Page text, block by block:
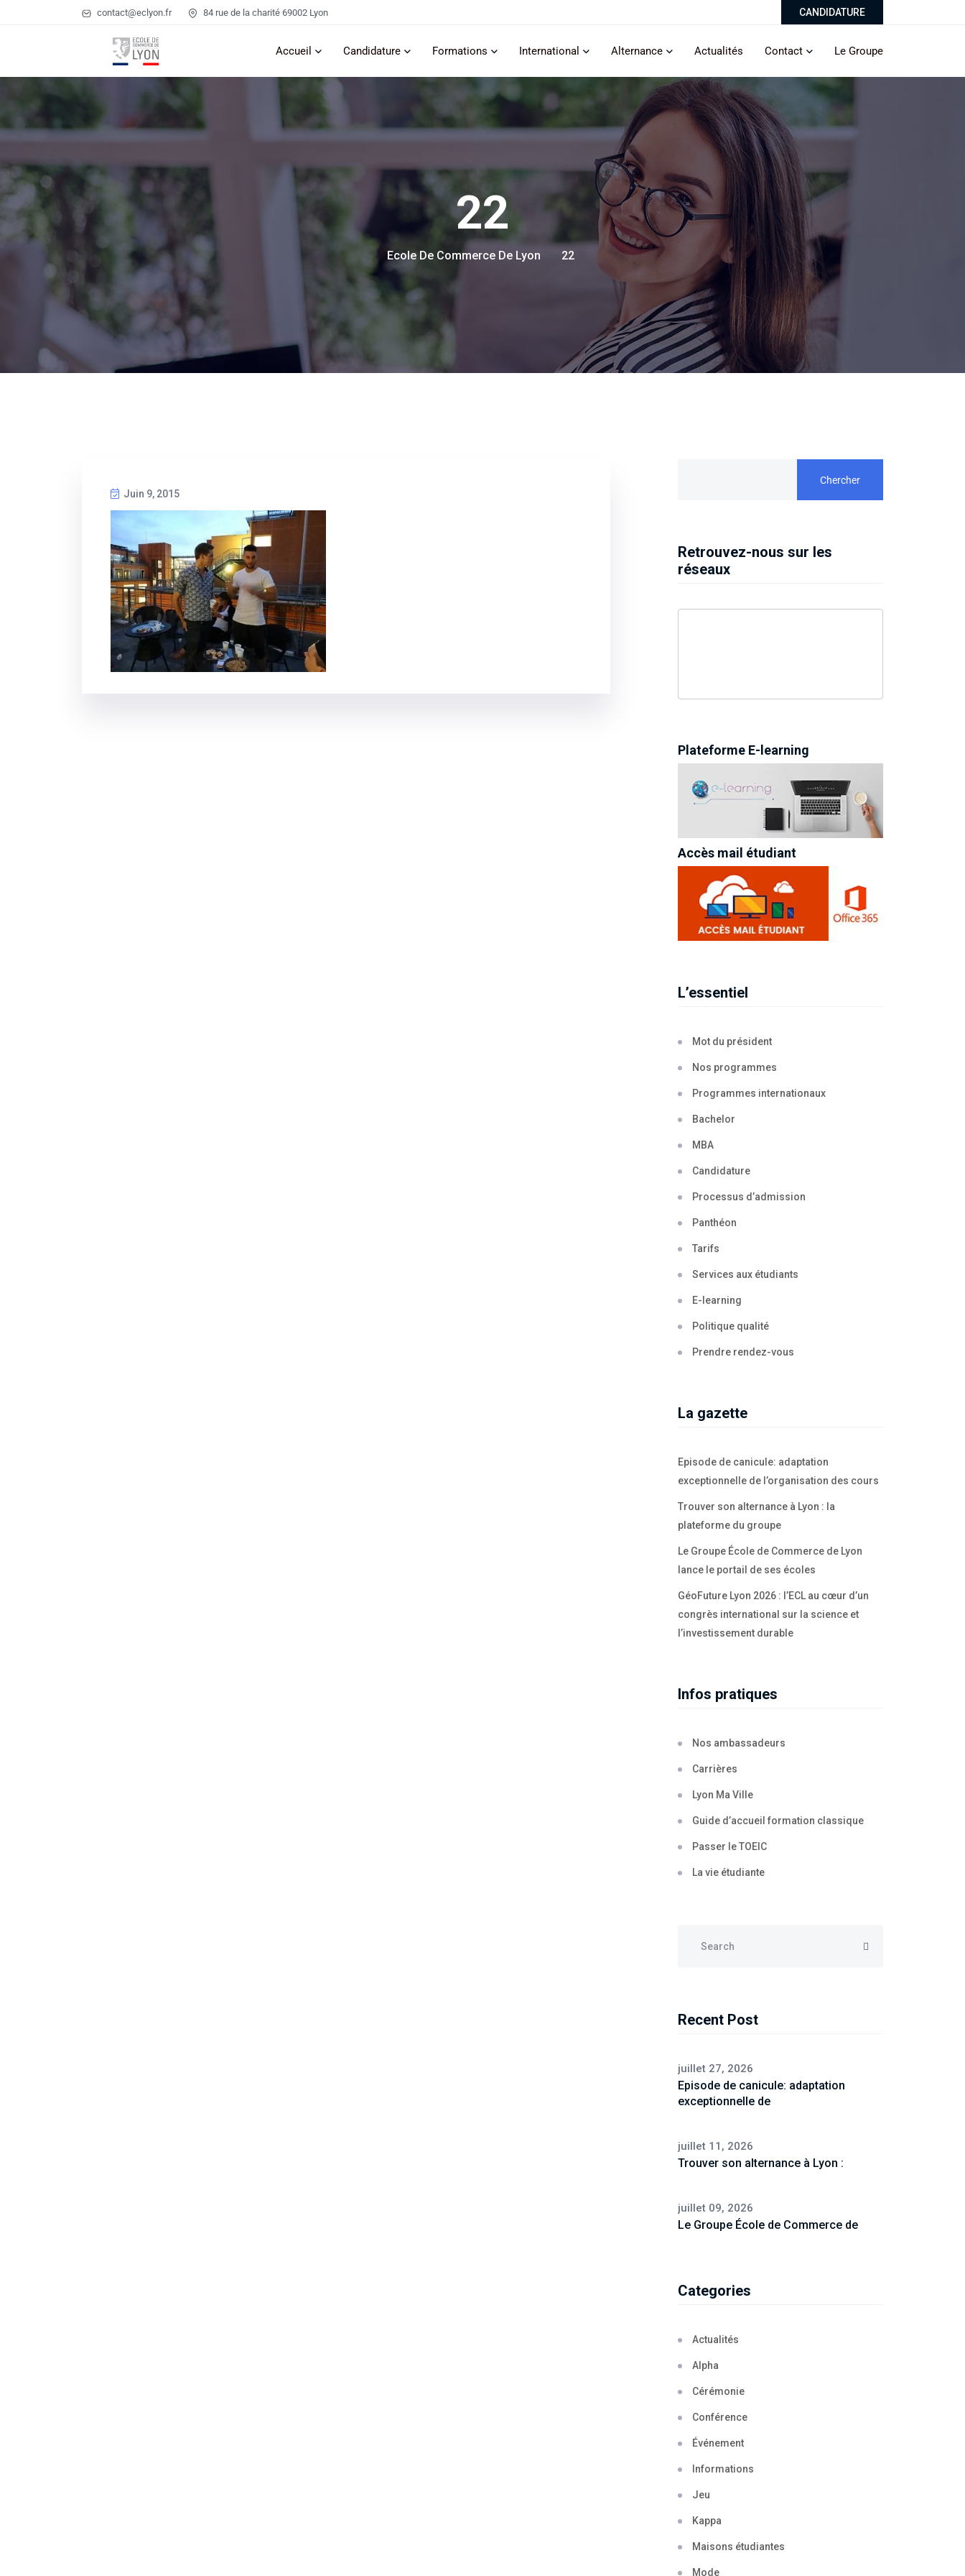
contact@eclyon.fr 84 rue de la charité 69002 Lyon CANDIDATURE
Accueil Candidature Formations International Alternance Actualités Contact Le Groupe
22
Ecole De Commerce De Lyon 22
Juin 9, 2015
Chercher
Retrouvez-nous sur les
réseaux
Plateforme E-learning
Accès mail étudiant
L’essentiel
Mot du président
Nos programmes
Programmes internationaux
Bachelor
MBA
Candidature
Processus d’admission
Panthéon
Tarifs
Services aux étudiants
E-learning
Politique qualité
Prendre rendez-vous
La gazette
Episode de canicule: adaptation
exceptionnelle de l’organisation des cours
Trouver son alternance à Lyon : la
plateforme du groupe
Le Groupe École de Commerce de Lyon
lance le portail de ses écoles
GéoFuture Lyon 2026 : l’ECL au cœur d’un
congrès international sur la science et
l’investissement durable
Infos pratiques
Nos ambassadeurs
Carrières
Lyon Ma Ville
Guide d’accueil formation classique
Passer le TOEIC
La vie étudiante
Recent Post
juillet 27, 2026
Episode de canicule: adaptation
exceptionnelle de
juillet 11, 2026
Trouver son alternance à Lyon :
juillet 09, 2026
Le Groupe École de Commerce de
Categories
Actualités
Alpha
Cérémonie
Conférence
Événement
Informations
Jeu
Kappa
Maisons étudiantes
Mode